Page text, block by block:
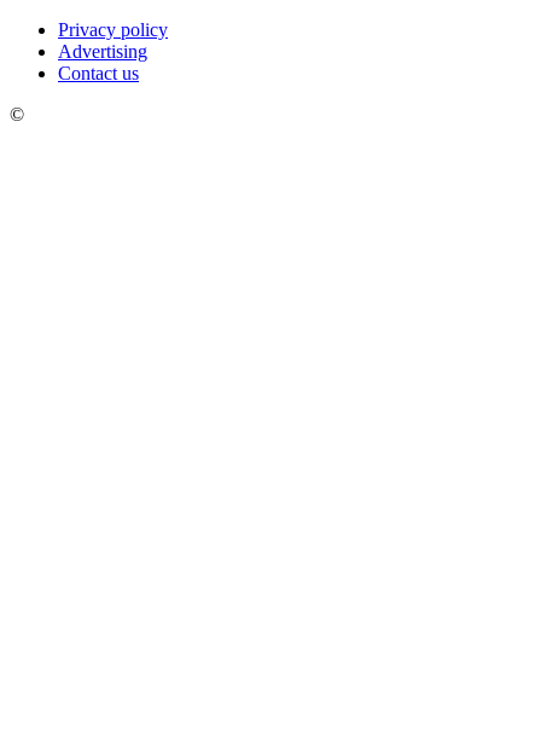
Privacy policy
Advertising
Contact us
©